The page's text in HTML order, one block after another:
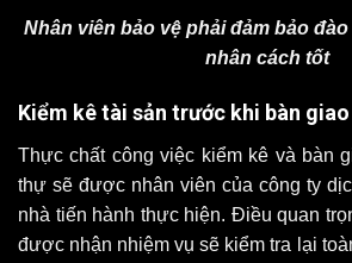
Nhân viên bảo vệ phải đảm bảo
nhân cách tốt
Kiểm kê tài sản trước khi bàn
Thực chất công việc kiểm kê và bàn
thự sẽ được nhân viên của công ty
nhà tiến hành thực hiện. Điều quan
được nhận nhiệm vụ sẽ kiểm tra lại